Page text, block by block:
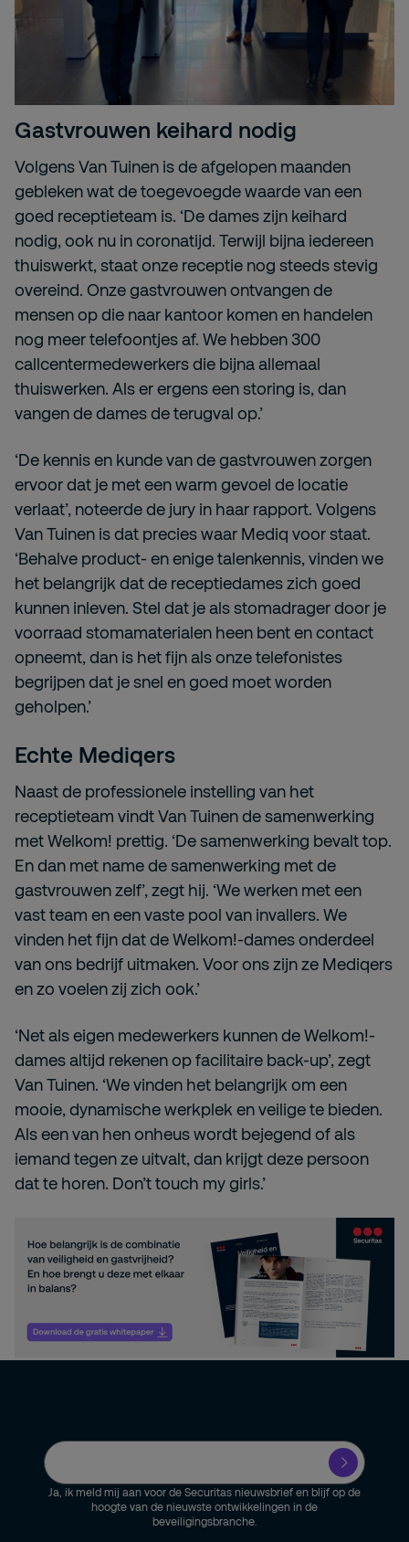
Gastvrouwen keihard nodig
Volgens Van Tuinen is de afgelopen maanden
gebleken wat de toegevoegde waarde van een
goed receptieteam is. ‘De dames zijn keihard
nodig, ook nu in coronatijd. Terwijl bijna iedereen
thuiswerkt, staat onze receptie nog steeds stevig
overeind. Onze gastvrouwen ontvangen de
mensen op die naar kantoor komen en handelen
nog meer telefoontjes af. We hebben 300
callcentermedewerkers die bijna allemaal
thuiswerken. Als er ergens een storing is, dan
vangen de dames de terugval op.’
‘De kennis en kunde van de gastvrouwen zorgen
ervoor dat je met een warm gevoel de locatie
verlaat’, noteerde de jury in haar rapport. Volgens
Van Tuinen is dat precies waar Mediq voor staat.
‘Behalve product- en enige talenkennis, vinden we
het belangrijk dat de receptiedames zich goed
kunnen inleven. Stel dat je als stomadrager door je
voorraad stomamaterialen heen bent en contact
opneemt, dan is het fijn als onze telefonistes
begrijpen dat je snel en goed moet worden
geholpen.’
Echte Mediqers
Naast de professionele instelling van het
receptieteam vindt Van Tuinen de samenwerking
met Welkom! prettig. ‘De samenwerking bevalt top.
En dan met name de samenwerking met de
gastvrouwen zelf’, zegt hij. ‘We werken met een
vast team en een vaste pool van invallers. We
vinden het fijn dat de Welkom!-dames onderdeel
van ons bedrijf uitmaken. Voor ons zijn ze Mediqers
en zo voelen zij zich ook.’
‘Net als eigen medewerkers kunnen de Welkom!-
dames altijd rekenen op facilitaire back-up’, zegt
Van Tuinen. ‘We vinden het belangrijk om een
mooie, dynamische werkplek en veilige te bieden.
Als een van hen onheus wordt bejegend of als
iemand tegen ze uitvalt, dan krijgt deze persoon
dat te horen. Don’t touch my girls.’
Ja, ik meld mij aan voor de Securitas nieuwsbrief en blijf op de
hoogte van de nieuwste ontwikkelingen in de
beveiligingsbranche.